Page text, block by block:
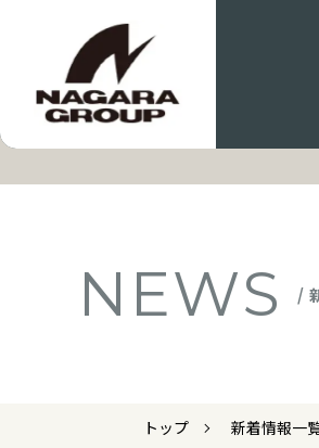
NEWS /
トップ 新着情報一